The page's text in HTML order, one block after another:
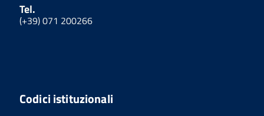
Tel.
(+39) 071 200266
Codici istituzionali